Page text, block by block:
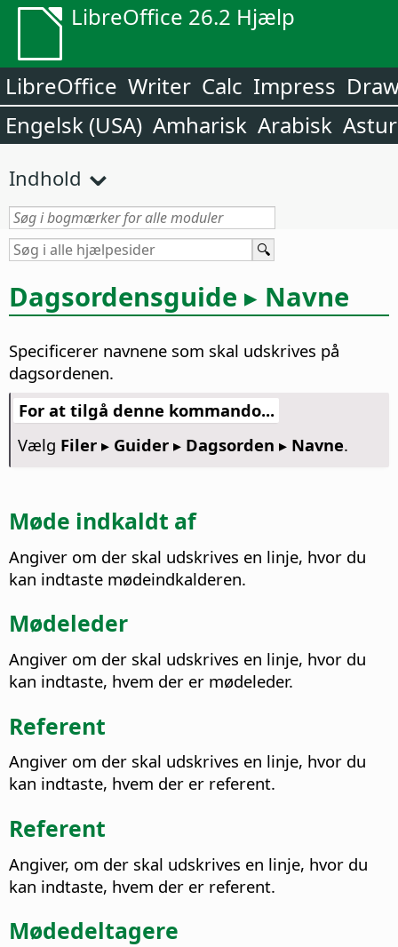
LibreOffice 26.2 Hjælp
LibreOffice Writer Calc Impress
Engelsk (USA) Amharisk Arabisk
Indhold
Dagsordensguide ▸ Navne
Specificerer navnene som skal udskrives på
dagsordenen.
For at tilgå denne kommando...
Vælg Filer ▸ Guider ▸ Dagsorden ▸ Navne.
Møde indkaldt af
Angiver om der skal udskrives en linje, hvor du
kan indtaste mødeindkalderen.
Mødeleder
Angiver om der skal udskrives en linje, hvor du
kan indtaste, hvem der er mødeleder.
Referent
Angiver om der skal udskrives en linje, hvor du
kan indtaste, hvem der er referent.
Referent
Angiver, om der skal udskrives en linje, hvor du
kan indtaste, hvem der er referent.
Mødedeltagere